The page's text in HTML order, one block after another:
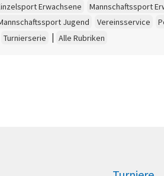
Erwachsene Mannschaftssport
Jugend Vereinsservice
Turnierserie | Alle Rubriken